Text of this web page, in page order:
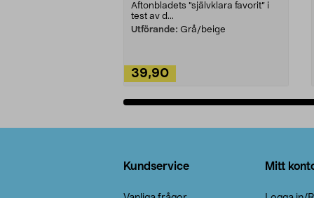
Aftonbladets "självklara favorit” i
test av d...
Utförande: Grå/beige
39,90
Kundservice Mitt